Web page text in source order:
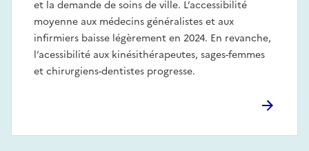
et la demande de soins de ville. L’accessibilité
moyenne aux médecins généralistes et aux
infirmiers baisse légèrement en 2024. En revanche,
l’acessibilité aux kinésithérapeutes, sages-femmes
et chirurgiens-dentistes progresse.